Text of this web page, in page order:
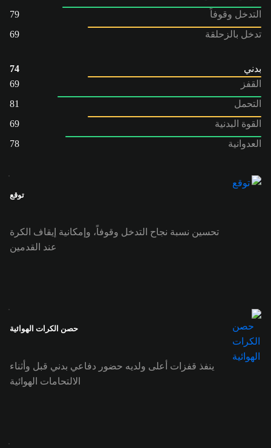
التدخل وقوفاً
79
تدخل بالزحلقة
69
بدني
74
القفز
69
التحمل
81
القوة البدنية
69
العدوانية
78
توقع
تحسين نسبة نجاح التدخل وقوفاً، وإمكانية إيقاف الكرة
عند القدمين
حصن الكرات الهوائية
ينفذ قفزات أعلى ولديه حضور دفاعي بدني قبل وأثناء
الالتحامات الهوائية